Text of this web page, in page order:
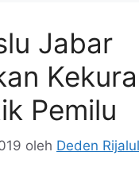
Jabar
Pemilu
oleh Deden